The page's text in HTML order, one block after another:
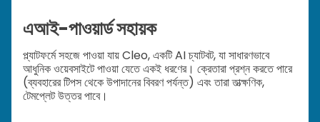
এআই-পাওয়ার্ড সহায়ক
প্ল্যাটফর্মে সহজে পাওয়া যায় Cleo, একটি AI চ্যাটবট, যা সাধারণভাবে
আধুনিক ওয়েবসাইটে পাওয়া যেতে একই ধরণের। ক্রেতারা প্রশ্ন করতে পারে
(ব্যবহারের টিপস থেকে উপাদানের বিবরণ পর্যন্ত) এবং তারা তাত্ক্ষণিক,
টেমপ্লেট উত্তর পাবে।